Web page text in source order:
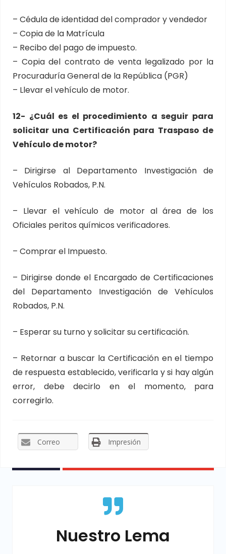
– Cédula de identidad del comprador y vendedor
– Copia de la Matrícula
– Recibo del pago de impuesto.
– Copia del contrato de venta legalizado por la
Procuraduría General de la República (PGR)
– Llevar el vehículo de motor.
12- ¿Cuál es el procedimiento a seguir para
solicitar una Certificación para Traspaso de
Vehículo de motor?
– Dirigirse al Departamento Investigación de
Vehículos Robados, P.N.
– Llevar el vehículo de motor al área de los
Oficiales peritos químicos verificadores.
– Comprar el Impuesto.
– Dirigirse donde el Encargado de Certificaciones
del Departamento Investigación de Vehículos
Robados, P.N.
– Esperar su turno y solicitar su certificación.
– Retornar a buscar la Certificación en el tiempo
de respuesta establecido, verificarla y si hay algún
error, debe decirlo en el momento, para
corregirlo.
Correo Impresión
Nuestro Lema